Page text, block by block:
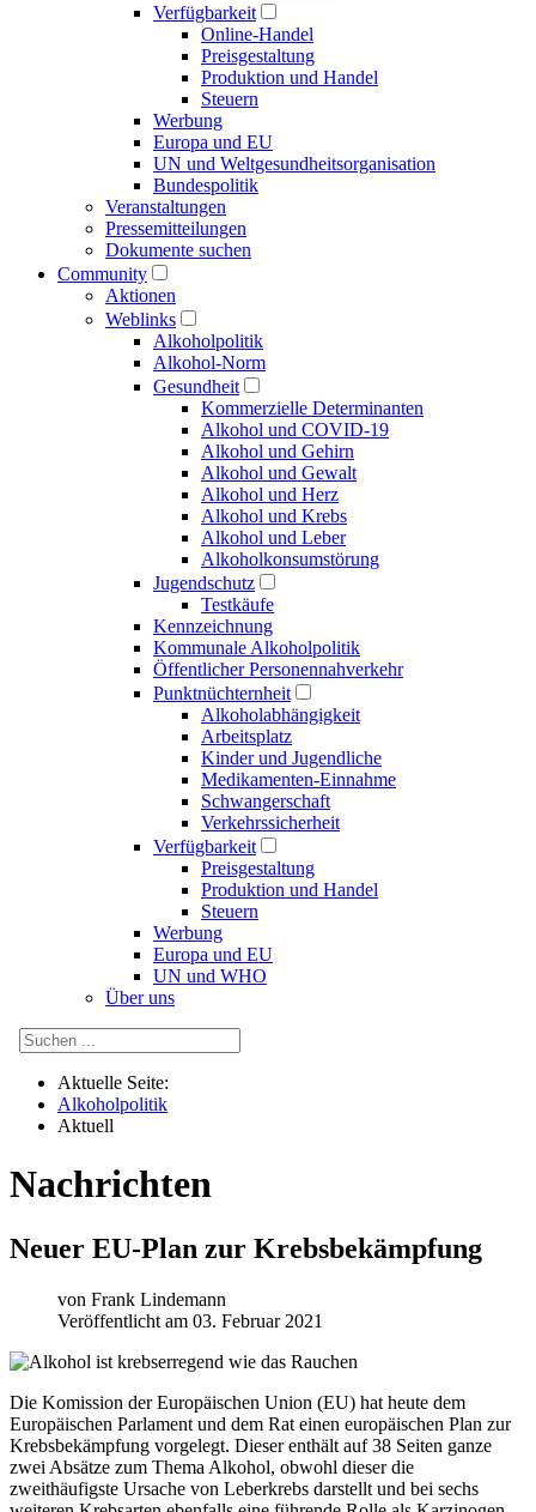
Verfügbarkeit
Online-Handel
Preisgestaltung
Produktion und Handel
Steuern
Werbung
Europa und EU
UN und Welt­gesundheits­organisation
Bundespolitik
Veranstaltungen
Presse­mitteilungen
Dokumente suchen
Community
Aktionen
Weblinks
Alkoholpolitik
Alkohol-Norm
Gesundheit
Kommerzielle Determinanten
Alkohol und COVID-19
Alkohol und Gehirn
Alkohol und Gewalt
Alkohol und Herz
Alkohol und Krebs
Alkohol und Leber
Alkoholkonsumstörung
Jugendschutz
Testkäufe
Kennzeichnung
Kommunale Alkoholpolitik
Öffentlicher Personennahverkehr
Punktnüchternheit
Alkoholabhängigkeit
Arbeitsplatz
Kinder und Jugendliche
Medikamenten-Einnahme
Schwangerschaft
Verkehrssicherheit
Verfügbarkeit
Preisgestaltung
Produktion und Handel
Steuern
Werbung
Europa und EU
UN und WHO
Über uns
Aktuelle Seite:
Alkoholpolitik
Aktuell
Nachrichten
Neuer EU-Plan zur Krebsbekämpfung
von Frank Lindemann
Veröffentlicht am 03. Februar 2021
Die Komission der Europäischen Union (EU) hat heute dem
Europäischen Parlament und dem Rat einen europäischen Plan zur
Krebsbekämpfung vorgelegt. Dieser enthält auf 38 Seiten ganze
zwei Absätze zum Thema Alkohol, obwohl dieser die
zweithäufigste Ursache von Leberkrebs darstellt und bei sechs